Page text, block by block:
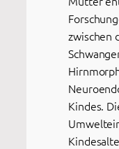
zwischen
Kindes.